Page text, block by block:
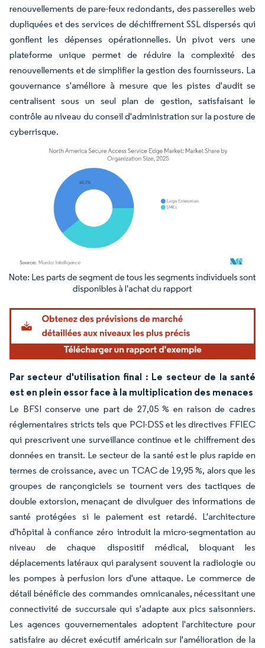
renouvellements de pare-feux redondants, des passerelles web
dupliquées et des services de déchiffrement SSL dispersés qui
gonflent les dépenses opérationnelles. Un pivot vers une
plateforme unique permet de réduire la complexité des
renouvellements et de simplifier la gestion des fournisseurs. La
gouvernance s'améliore à mesure que les pistes d'audit se
centralisent sous un seul plan de gestion, satisfaisant le
contrôle au niveau du conseil d'administration sur la posture de
cyberrisque.
Image © Mordor Intelligence. La réutilisation nécessite une attribution sous CC BY
Par secteur d'utilisation final : Le secteur de la santé
est en plein essor face à la multiplication des menaces
Le BFSI conserve une part de 27,05 % en raison de cadres
réglementaires stricts tels que PCI-DSS et les directives FFIEC
qui prescrivent une surveillance continue et le chiffrement des
données en transit. Le secteur de la santé est le plus rapide en
termes de croissance, avec un TCAC de 19,95 %, alors que les
groupes de rançongiciels se tournent vers des tactiques de
double extorsion, menaçant de divulguer des informations de
santé protégées si le paiement est retardé. L'architecture
d'hôpital à confiance zéro introduit la micro-segmentation au
niveau de chaque dispositif médical, bloquant les
déplacements latéraux qui paralysent souvent la radiologie ou
les pompes à perfusion lors d'une attaque. Le commerce de
détail bénéficie des commandes omnicanales, nécessitant une
connectivité de succursale qui s'adapte aux pics saisonniers.
Les agences gouvernementales adoptent l'architecture pour
satisfaire au décret exécutif américain sur l'amélioration de la